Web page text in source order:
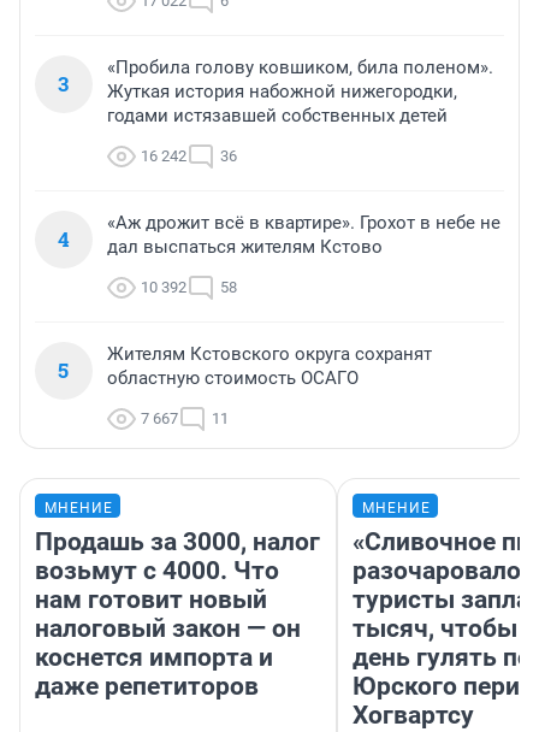
3
«Пробила голову ковшиком, била поленом».
Жуткая история набожной нижегородки,
годами истязавшей собственных детей
16 242 36
4
«Аж дрожит всё в квартире». Грохот в небе не
дал выспаться жителям Кстово
10 392 58
5
Жителям Кстовского округа сохранят
областную стоимость ОСАГО
7 667 11
МНЕНИЕ
Продашь за 3000, налог
возьмут с 4000. Что
нам готовит новый
налоговый закон — он
коснется импорта и
даже репетиторов
МНЕНИЕ
«Сливочное
разочаровало»:
туристы
тысяч, чтобы
день гулять по
Юрского
Хогвартсу